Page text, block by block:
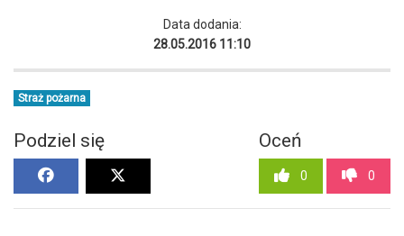
Data dodania:
28.05.2016 11:10
Straż pożarna
Podziel się Oceń
0 0